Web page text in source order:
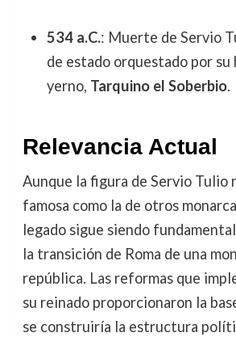
534 a.C.: Muerte de Servio
de estado orquestado por su
yerno, Tarquino el Soberbio.
Relevancia Actual
Aunque la figura de Servio Tulio
famosa como la de otros
legado sigue siendo
la transición de Roma de una
república. Las reformas que
su reinado proporcionaron la
se construiría la estructura